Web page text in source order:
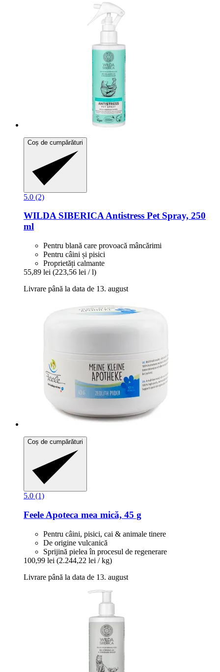
Coș de cumpărături
5.0 (2)
WILDA SIBERICAAntistress Pet Spray, 250
ml
Pentru blană care provoacă mâncărimi
Pentru câini și pisici
Proprietăți calmante
55,89 lei (223,56 lei / l)
Livrare până la data de 13. august
Coș de cumpărături
5.0 (1)
Feele Apoteca mea mică, 45 g
Pentru câini, pisici, cai & animale tinere
De origine vulcanică
Sprijină pielea în procesul de regenerare
100,99 lei (2.244,22 lei / kg)
Livrare până la data de 13. august